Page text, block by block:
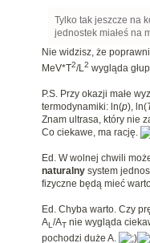
Tylko tak jeszcze na
jednostek miałeś na
Nie widzisz, że
MeV*T2/L 2 wygląda
P.S. Przy okazji małe
termodynamiki: ln(p), ln(
Znam ultrasa, który nie
Co ciekawe, ma rację.
Ed. W wolnej chwili
naturalny system
fizyczne będą mieć
Ed. Chyba warto. Czy
AL /AT nie wygląda
pochodzi duże A.